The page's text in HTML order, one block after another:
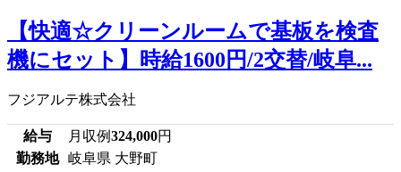
【快適☆クリーンルームで基板を検査
機にセット】時給1600円/2交替/岐阜...
フジアルテ株式会社
給与 月収例324,000円
勤務地
岐阜県 大野町